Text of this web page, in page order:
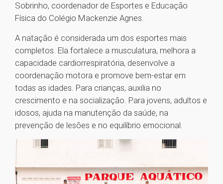
Sobrinho, coordenador de Esportes e Educação
Física do Colégio Mackenzie Agnes.
A natação é considerada um dos esportes mais
completos. Ela fortalece a musculatura, melhora a
capacidade cardiorrespiratória, desenvolve a
coordenação motora e promove bem-estar em
todas as idades. Para crianças, auxilia no
crescimento e na socialização. Para jovens, adultos e
idosos, ajuda na manutenção da saúde, na
prevenção de lesões e no equilíbrio emocional.